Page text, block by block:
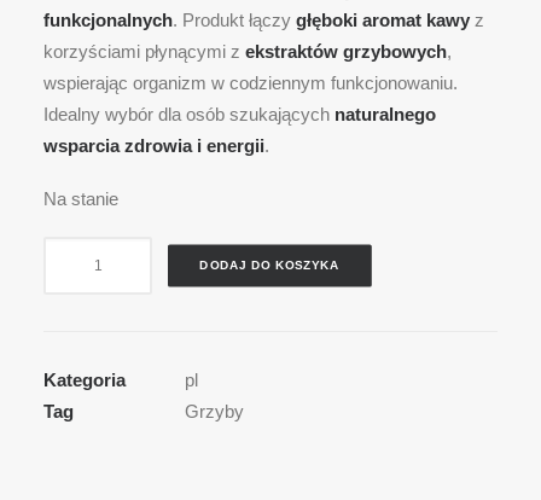
funkcjonalnych. Produkt łączy głęboki aromat kawy z
korzyściami płynącymi z ekstraktów grzybowych,
wspierając organizm w codziennym funkcjonowaniu.
Idealny wybór dla osób szukających naturalnego
wsparcia zdrowia i energii.
Na stanie
z
ekstraktami
DODAJ DO KOSZYKA
Kategoria
pl
Tag
Grzyby